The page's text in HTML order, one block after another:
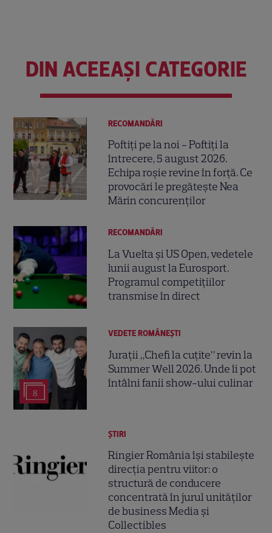
DIN ACEEAȘI CATEGORIE
RECOMANDĂRI
Poftiți pe la noi - Poftiți la
întrecere, 5 august 2026.
Echipa roșie revine în forță. Ce
provocări le pregătește Nea
Mărin concurenților
RECOMANDĂRI
La Vuelta și US Open, vedetele
lunii august la Eurosport.
Programul competițiilor
transmise în direct
8
VEDETE ROMÂNEŞTI
Jurații „Chefi la cuțite” revin la
Summer Well 2026. Unde îi pot
întâlni fanii show-ului culinar
ȘTIRI
Ringier România își stabilește
direcția pentru viitor: o
structură de conducere
concentrată în jurul unităților
de business Media și
Collectibles